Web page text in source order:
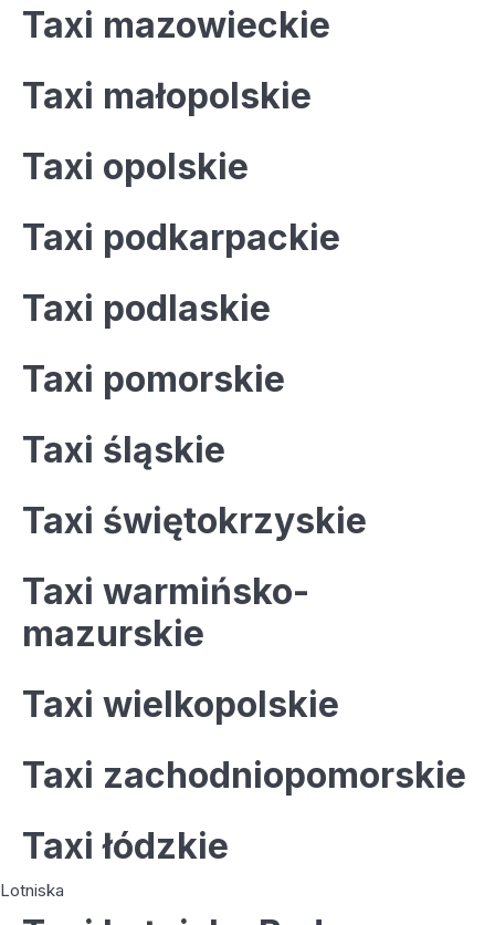
Taxi mazowieckie
Taxi małopolskie
Taxi opolskie
Taxi podkarpackie
Taxi podlaskie
Taxi pomorskie
Taxi śląskie
Taxi świętokrzyskie
Taxi warmińsko-
mazurskie
Taxi wielkopolskie
Taxi zachodniopomorskie
Taxi łódzkie
Lotniska